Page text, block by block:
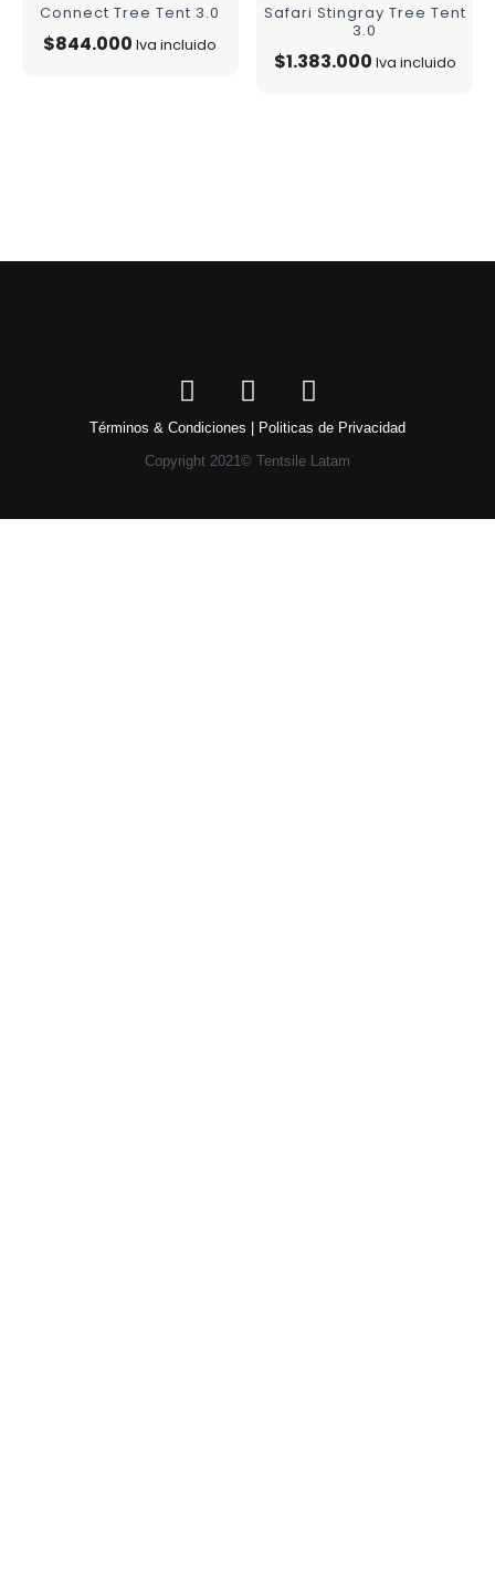
Connect Tree Tent 3.0
$844.000 Iva incluido
Safari Stingray Tree Tent
3.0
$1.383.000 Iva incluido
Términos & Condiciones | Politicas de Privacidad
Copyright 2021© Tentsile Latam